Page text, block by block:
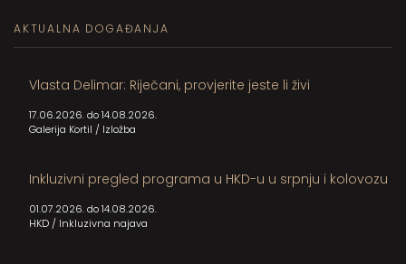
AKTUALNA DOGAĐANJA
Vlasta Delimar: Riječani, provjerite jeste li živi
17.06.2026. do 14.08.2026.
Galerija Kortil / Izložba
Inkluzivni pregled programa u HKD-u u srpnju i kolovozu
01.07.2026. do 14.08.2026.
HKD/ Inkluzivna najava